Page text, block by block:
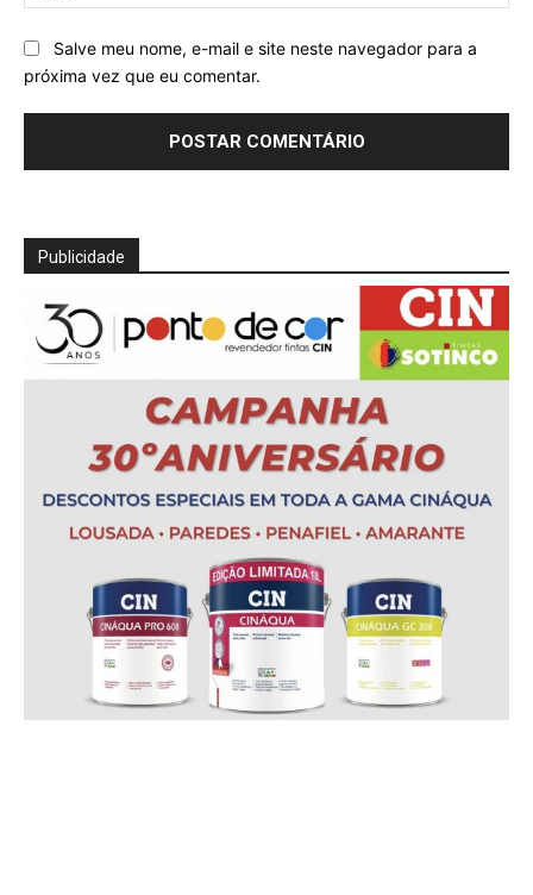
Salve meu nome, e-mail e site neste navegador para a
próxima vez que eu comentar.
Publicidade